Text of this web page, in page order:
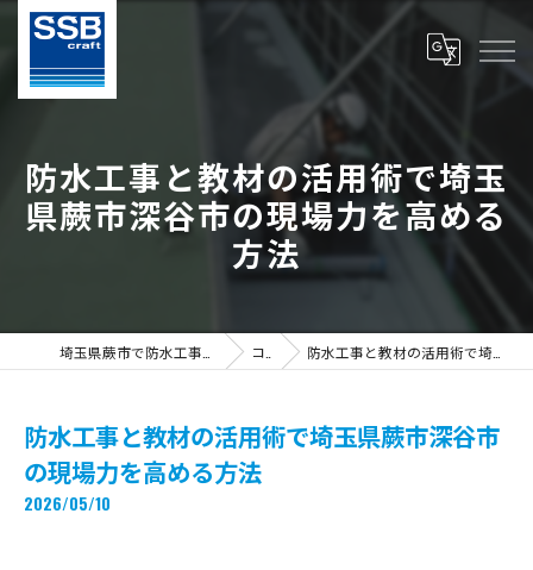
防水工事と教材の活用術で埼玉
県蕨市深谷市の現場力を高める
方法
コラム 防水工事と教材の活用術で埼玉県蕨市深谷市の現場力を高める方法
防水工事と教材の活用術で埼玉県蕨市深谷市
の現場力を高める方法
2026/05/10